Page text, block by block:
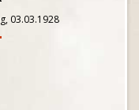
03.03.1928